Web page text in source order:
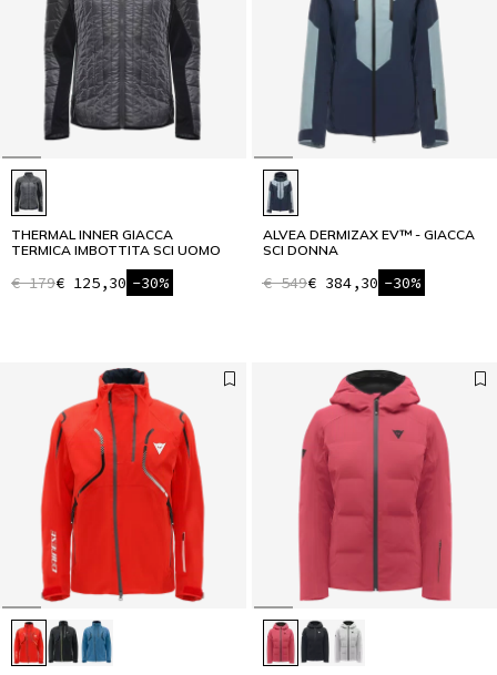
THERMAL INNER GIACCA
TERMICA IMBOTTITA SCI UOMO
€ 179€ 125,30 -30%
ALVEA DERMIZAX EV™ - GIACCA
SCI DONNA
€ 549€ 384,30 -30%